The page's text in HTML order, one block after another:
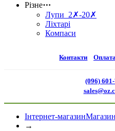
Різне⋯
Лупи 2✗-20✗
Ліхтарі
Компаси
Контакти
(096)
Інтернет-магазинМагазин
→